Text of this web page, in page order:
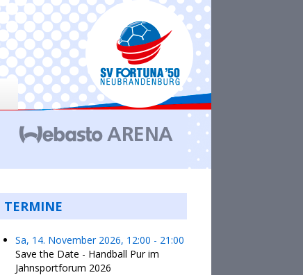
TERMINE
Sa, 14. November 2026, 12:00 - 21:00
Save the Date - Handball Pur im
Jahnsportforum 2026